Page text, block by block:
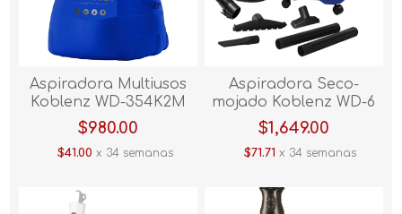
Aspiradora Multiusos
Koblenz WD-354K2M
$980.00
$41.00 x 34 semanas
Aspiradora Seco-
mojado Koblenz WD-6
L212
$1,649.00
$71.71 x 34 semanas